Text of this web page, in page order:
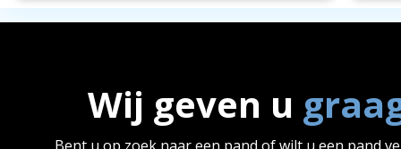
Wij geven u